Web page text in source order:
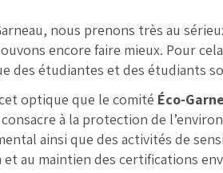
nous prenons très au
encore faire mieux. Pour
des étudiantes et des étudiants
optique que le comité Éco-
consacre à la protection de
ainsi que des activités de
au maintien des certifications